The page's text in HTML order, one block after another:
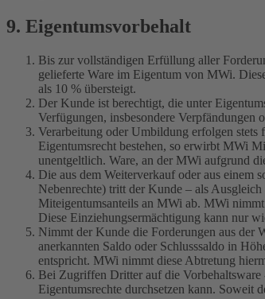
9. Eigentumsvorbehalt
Bis zur vollständigen Erfüllung aller
gelieferte Ware im Eigentum von MWi.
als 10 % übersteigt.
Der Kunde ist berechtigt, die unter
Verfügungen, insbesondere Verpfändungen
Verarbeitung oder Umbildung erfolgen
Eigentumsrecht bestehen, so erwirbt MWi
unentgeltlich. Ware, an der MWi aufgrund
Die aus dem Weiterverkauf oder aus einem
Nebenrechte) tritt der Kunde – als
Miteigentumsanteils an MWi ab. MWi
Diese Einziehungsermächtigung kann nur
Nimmt der Kunde die Forderungen aus der
anerkannten Saldo oder Schlusssaldo in
entspricht. MWi nimmt diese Abtretung
Bei Zugriffen Dritter auf die
Eigentumsrechte durchsetzen kann. Soweit